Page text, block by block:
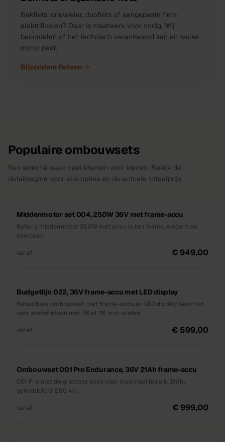
Bakfiets, driewieler, duofiets of aangepaste fiets
elektrificeren? Daar is maatwerk voor nodig. Wij
beoordelen of het technisch verantwoord kan en welke
motor past.
Bijzondere fietsen
Populaire ombouwsets
Een selectie waar veel klanten voor kiezen. Bekijk de
detailpagina voor alle opties en de actuele totaalprijs.
Middenmotor set 004, 250W 36V met frame-accu
Bafang middenmotor 250W met accu in het frame, elegant en
compact.
vanaf € 949,00
Budgetlijn 022, 36V frame-accu met LED display
Betaalbare ombouwset met frame-accu en LED display. Geschikt
voor stadsfietsen met 26 of 28 inch wielen.
vanaf € 599,00
Ombouwset 001 Pro Endurance, 36V 21Ah frame-accu
001 Pro met de grootste accu voor maximaal bereik, 21Ah,
gemiddeld 0-250 km.
vanaf € 999,00